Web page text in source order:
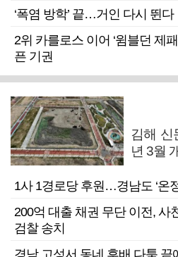
‘폭염 방학’ 끝…거인 다시 뛴다
2위 카를로스 이어 ‘윔블던 제
픈 기권
김해
년 3월
1사 1경로당 후원…경남도 ‘온
200억 대출 채권 무단 이전, 사
검찰 송치